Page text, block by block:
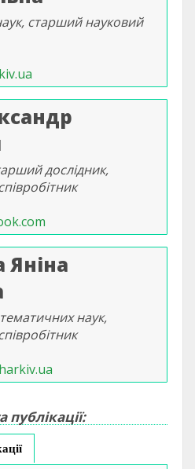
старший науковий
дослідник,
Яніна
наук,
публікації: